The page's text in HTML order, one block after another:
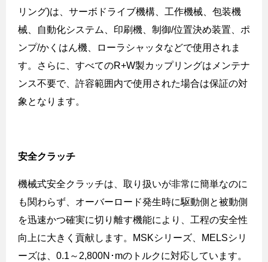
リング)は、サーボドライブ機構、工作機械、包装機
械、自動化システム、印刷機、制御/位置決め装置、ポ
ンプ/かくはん機、ローラシャッタなどで使用されま
す。さらに、すべてのR+W製カップリングはメンテナ
ンス不要で、許容範囲内で使用された場合は保証の対
象となります。
安全クラッチ
機械式安全クラッチは、取り扱いが非常に簡単なのに
も関わらず、オーバーロード発生時に駆動側と被動側
を迅速かつ確実に切り離す機能により、工程の安全性
向上に大きく貢献します。
MSKシリーズ、 MELSシリ
ーズは、 0.1 ～ 2,800N ･ mのトルクに対応しています。